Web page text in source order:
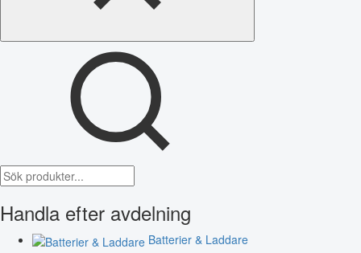
Handla efter avdelning
Batterier & Laddare